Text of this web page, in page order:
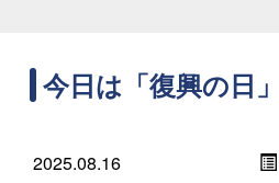
今日は「復興の日
2025.08.16